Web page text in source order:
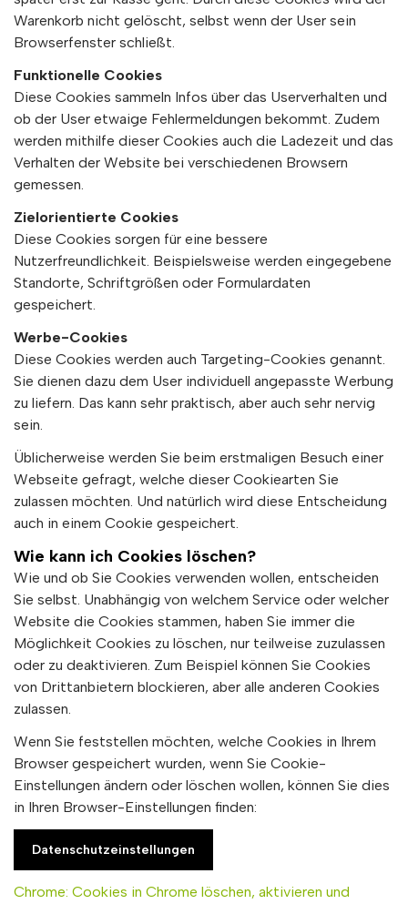
Warenkorb nicht gelöscht, selbst wenn der User sein
Browserfenster schließt.
Funktionelle Cookies
Diese Cookies sammeln Infos über das Userverhalten und
ob der User etwaige Fehlermeldungen bekommt. Zudem
werden mithilfe dieser Cookies auch die Ladezeit und das
Verhalten der Website bei verschiedenen Browsern
gemessen.
Zielorientierte Cookies
Diese Cookies sorgen für eine bessere
Nutzerfreundlichkeit. Beispielsweise werden eingegebene
Standorte, Schriftgrößen oder Formulardaten
gespeichert.
Werbe-Cookies
Diese Cookies werden auch Targeting-Cookies genannt.
Sie dienen dazu dem User individuell angepasste Werbung
zu liefern. Das kann sehr praktisch, aber auch sehr nervig
sein.
Üblicherweise werden Sie beim erstmaligen Besuch einer
Webseite gefragt, welche dieser Cookiearten Sie
zulassen möchten. Und natürlich wird diese Entscheidung
auch in einem Cookie gespeichert.
Wie kann ich Cookies löschen?
Wie und ob Sie Cookies verwenden wollen, entscheiden
Sie selbst. Unabhängig von welchem Service oder welcher
Website die Cookies stammen, haben Sie immer die
Möglichkeit Cookies zu löschen, nur teilweise zuzulassen
oder zu deaktivieren. Zum Beispiel können Sie Cookies
von Drittanbietern blockieren, aber alle anderen Cookies
zulassen.
Wenn Sie feststellen möchten, welche Cookies in Ihrem
Browser gespeichert wurden, wenn Sie Cookie-
Einstellungen ändern oder löschen wollen, können Sie dies
in Ihren Browser-Einstellungen finden:
Datenschutzeinstellungen
Chrome: Cookies in Chrome löschen, aktivieren und